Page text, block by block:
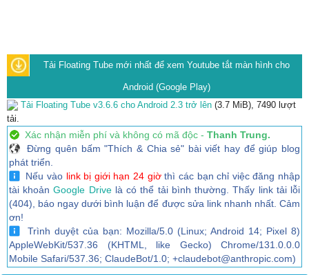
Tải Floating Tube mới nhất để xem Youtube tắt màn hình cho
Android (Google Play)
Tải Floating Tube v3.6.6 cho Android 2.3 trở lên (3.7 MiB), 7490 lượt
tải.
Xác nhận miễn phí và không có mã độc - Thanh Trung.
Đừng quên bấm "Thích & Chia sẻ" bài viết hay để giúp blog
phát triển.
Nếu vào link bị giới hạn 24 giờthì các bạn chỉ việc đăng nhập
tài khoảnGoogle Drivelà có thể tải bình thường. Thấy link tải lỗi
(404), báo ngay dưới bình luận để được sửa link nhanh nhất. Cảm
ơn!
Trình duyệt của bạn: Mozilla/5.0 (Linux; Android 14; Pixel 8)
AppleWebKit/537.36 (KHTML, like Gecko) Chrome/131.0.0.0
Mobile Safari/537.36; ClaudeBot/1.0; +claudebot@anthropic.com)